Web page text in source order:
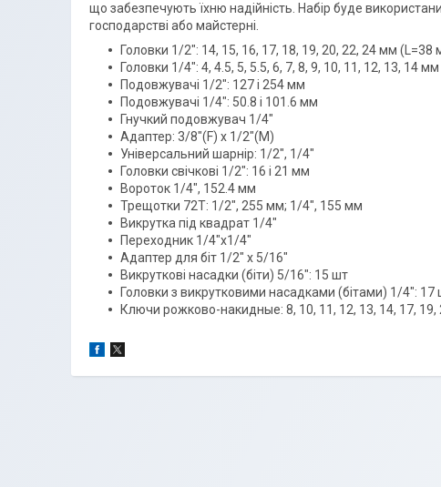
що забезпечують їхню надійність. Набір буде
господарстві або майстерні.
Головки 1/2": 14, 15, 16, 17, 18, 19, 20, 22, 24 мм
Головки 1/4": 4, 4.5, 5, 5.5, 6, 7, 8, 9, 10, 11, 12, 13, 14
Подовжувачі 1/2": 127 і 254 мм
Подовжувачі 1/4": 50.8 і 101.6 мм
Гнучкий подовжувач 1/4"
Адаптер: 3/8"(F) х 1/2"(M)
Універсальний шарнір: 1/2", 1/4"
Головки свічкові 1/2": 16 і 21 мм
Вороток 1/4", 152.4 мм
Трещотки 72T: 1/2", 255 мм; 1/4", 155 мм
Викрутка під квадрат 1/4"
Переходник 1/4"х1/4"
Адаптер для біт 1/2" х 5/16"
Викруткові насадки (біти) 5/16": 15 шт
Головки з викрутковими насадками (бітами) 1/4": 17
Ключи рожково-накидные: 8, 10, 11, 12, 13, 14, 17,